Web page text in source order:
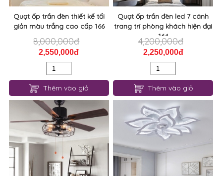
Quạt ốp trần đèn thiết kế tối
giản màu trắng cao cấp 166
8,000,000đ
2,550,000đ
Thêm vào giỏ
Quạt ốp trần đèn led 7 cánh
trang trí phòng khách hiện đại
164
4,200,000đ
2,250,000đ
Thêm vào giỏ